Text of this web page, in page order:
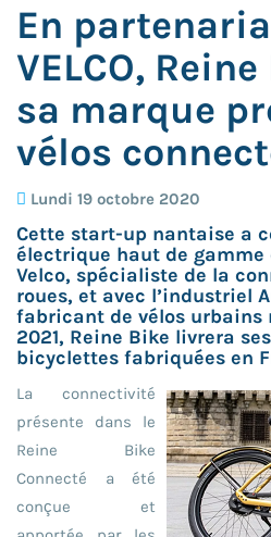
En
VELCO,
sa marque
vélos
Lundi 19 octobre 2020
Cette start-up nantaise a
électrique haut de
Velco, spécialiste de la
roues, et avec l’industriel
fabricant de vélos urbains
2021, Reine Bike livrera
bicyclettes fabriquées en
La connectivité
présente dans le
Reine Bike
Connecté a été
conçue et